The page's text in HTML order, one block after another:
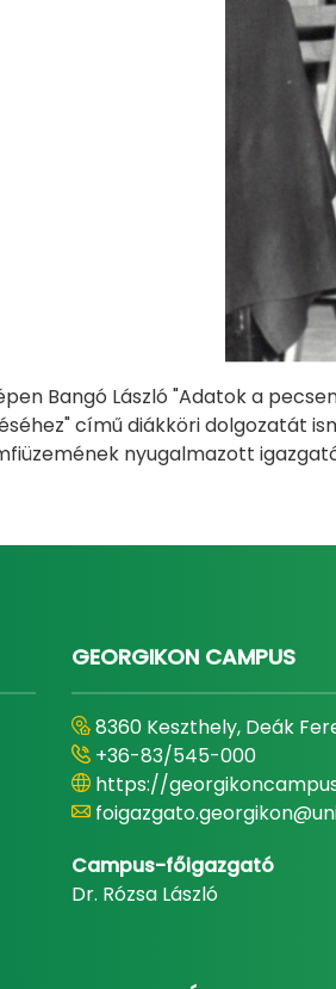
Bangó László "Adatok a
című diákköri dolgozatát
nyugalmazott
GEORGIKON CAMPUS
8360 Keszthely, Deák
+36-83/545-000
https://
Campus-főigazgató
Dr. Rózsa László